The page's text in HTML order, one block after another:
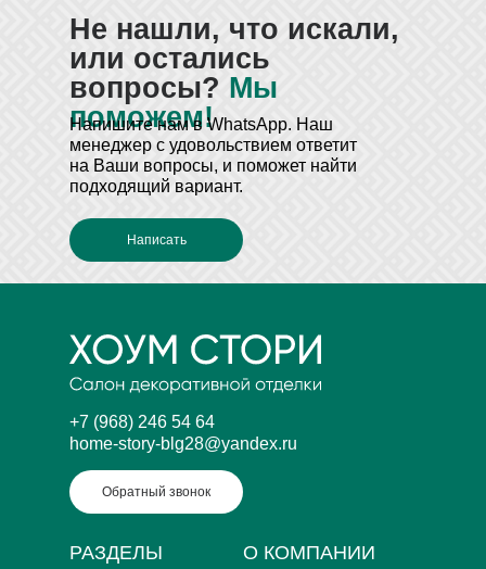
Не нашли, что искали,
или остались
вопросы? Мы
поможем!
Напишите нам в WhatsApp. Наш
менеджер с удовольствием ответит
на Ваши вопросы, и поможет найти
подходящий вариант.
Написать
РАЗДЕЛЫ О КОМПАНИИ
+7 (968) 246 54 64
home-story-blg28@yandex.ru
Обратный звонок